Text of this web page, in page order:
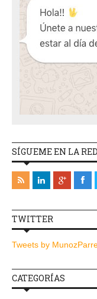
SÍGUEME EN LA RED
TWITTER
Tweets by
CATEGORÍAS